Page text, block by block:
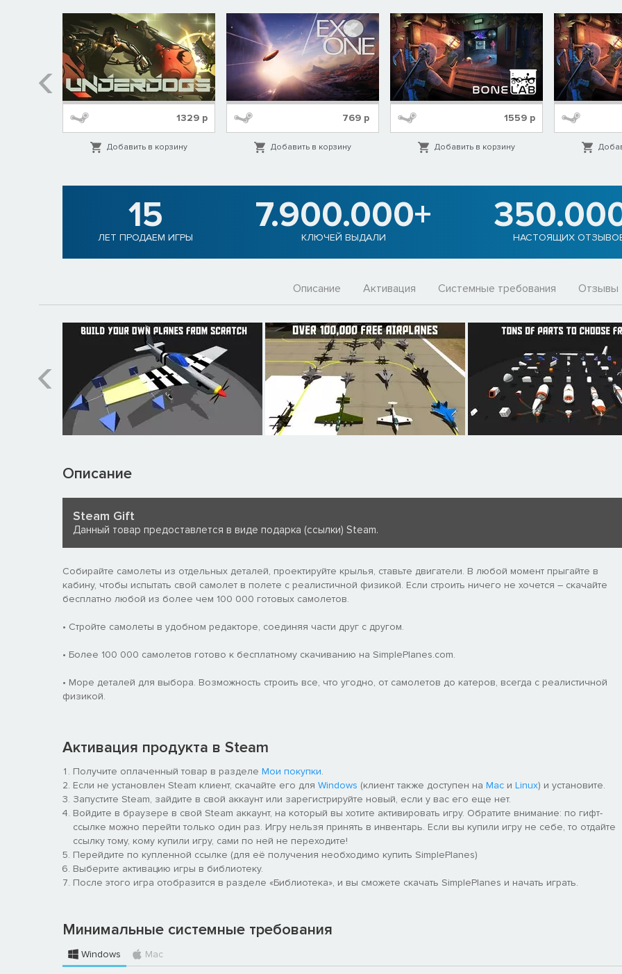
1329 р
Добавить в корзину
769 р
Добавить в корзину
1559 р
Добавить в корзину
15
ЛЕТ ПРОДАЕМ ИГРЫ
7.900.000+
КЛЮЧЕЙ ВЫДАЛИ НАСТОЯЩИХ
Описание Активация Системные требования Отзывы
Описание
Steam Gift
Данный товар предоставлется в виде подарка (ссылки) Steam.
Собирайте самолеты из отдельных деталей, проектируйте крылья, ставьте двигатели. В любой момент прыгайте в
кабину, чтобы испытать свой самолет в полете с реалистичной физикой. Если строить ничего не хочется – скачайте
бесплатно любой из более чем 100 000 готовых самолетов.
• Стройте самолеты в удобном редакторе, соединяя части друг с другом.
• Более 100 000 самолетов готово к бесплатному скачиванию на SimplePlanes.com.
• Море деталей для выбора. Возможность строить все, что угодно, от самолетов до катеров, всегда с реалистичной
физикой.
Активация продукта в Steam
Получите оплаченный товар в разделе Мои покупки.
Если не установлен Steam клиент, скачайте его для Windows (клиент также доступен на Mac и Linux) и установите.
Запустите Steam, зайдите в свой аккаунт или зарегистрируйте новый, если у вас его еще нет.
Войдите в браузере в свой Steam аккаунт, на который вы хотите активировать игру. Обратите внимание: по гифт-
ссылке можно перейти только один раз. Игру нельзя принять в инвентарь. Если вы купили игру не себе, то отдайте
ссылку тому, кому купили игру, сами по ней не переходите!
Перейдите по купленной ссылке (для её получения необходимо купить SimplePlanes)
Выберите активацию игры в библиотеку.
После этого игра отобразится в разделе «Библиотека», и вы сможете скачать SimplePlanes и начать играть.
Минимальные системные требования
Windows Mac